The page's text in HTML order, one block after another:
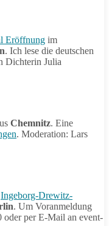
Eröffnung im
. Ich lese die deutschen
Dichterin Julia
Chemnitz. Eine
. Moderation: Lars
Ingeborg-Drewitz-
. Um Voranmeldung
oder per E-Mail an event-